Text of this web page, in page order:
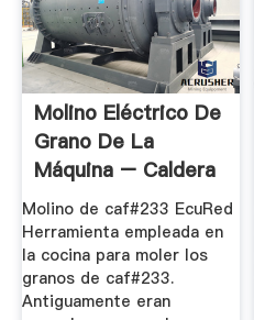
Molino Eléctrico De
Grano De La
Máquina – Caldera
...
Molino de caf#233 EcuRed
Herramienta empleada en
la cocina para moler los
granos de caf#233.
Antiguamente eran